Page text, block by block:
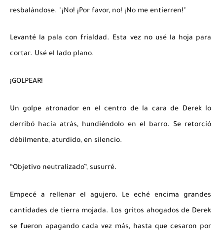
resbalándose. "¡No! ¡Por favor, no! ¡No me entierren!"
Levanté la pala con frialdad. Esta vez no usé la hoja para
cortar. Usé el lado plano.
¡GOLPEAR!
Un golpe atronador en el centro de la cara de Derek lo
derribó hacia atrás, hundiéndolo en el barro. Se retorció
débilmente, aturdido, en silencio.
“Objetivo neutralizado”, susurré.
Empecé a rellenar el agujero. Le eché encima grandes
cantidades de tierra mojada. Los gritos ahogados de Derek
se fueron apagando cada vez más, hasta que cesaron por